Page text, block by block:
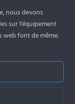
nous devons
sur l'équipement
web font de même.